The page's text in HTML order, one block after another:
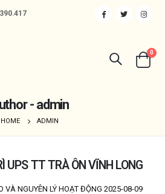
0
- admin
HOME ADMIN
UPS TT TRÀ ÔN VĨNH LONG
VÀ NGUYÊN LÝ HOẠT ĐỘNG 2025-08-09